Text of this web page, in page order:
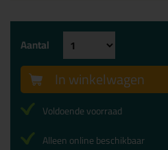
Aantal
In winkelwagen
Voldoende voorraad
Alleen online beschikbaar